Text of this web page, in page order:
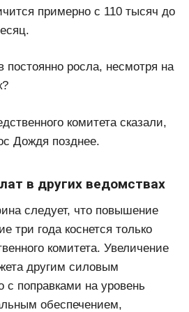
примерно с 110 тысяч до
постоянно росла, несмотря на
комитета сказали,
Дождя позднее.
в других ведомствах
следует, что повышение
три года коснется только
комитета. Увеличение
другим силовым
с поправками на уровень
обеспечением,